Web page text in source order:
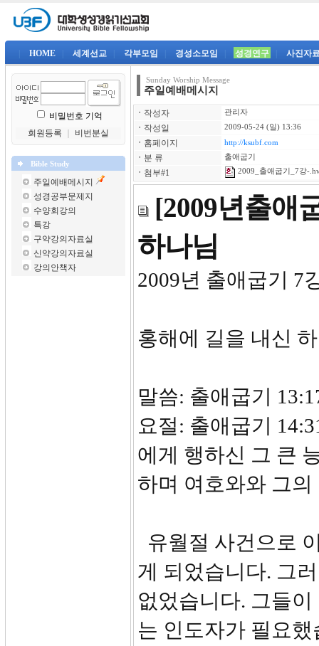
HOME 세계선교 각부모임 경성소모임 성경연구 사진자
비밀번호 기억
회원등록
비번분실
Bible Study
주일예배메시지
성경공부문제지
수양회강의
특강
구약강의자료실
신약강의자료실
강의안책자
Sunday Worship Message
주일예배메시지
ㆍ 작성자 관리자
ㆍ 작성일 2009-05-24 (일) 13:36
ㆍ 홈페이지 http://ksubf.com
ㆍ 분 류 출애굽기
ㆍ 첨부#1 2009_출애굽기_7강-
[2009년출애
하나님
2009년 출애굽기 7
홍해에 길을 내신
말씀: 출애굽기
요절: 출애굽기
에게 행하신 그 큰
하며 여호와와 그
유월절 사건으로
게 되었습니다. 그
없었습니다. 그들
는 인도자가 필요